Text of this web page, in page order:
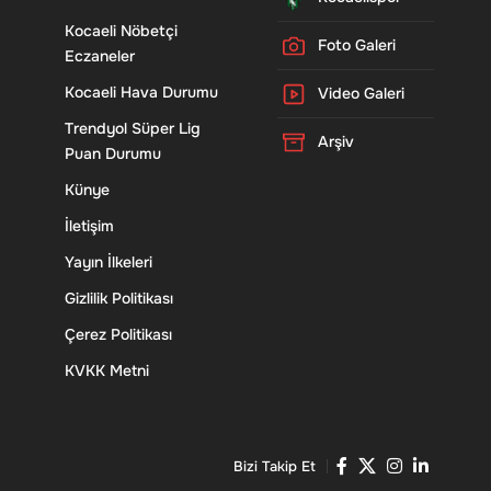
Kocaeli Nöbetçi
Eczaneler
Kocaeli Hava Durumu
Trendyol Süper Lig
Puan Durumu
Künye
İletişim
Yayın İlkeleri
Gizlilik Politikası
Çerez Politikası
KVKK Metni
Foto Galeri
Video Galeri
Arşiv
Bizi Takip Et